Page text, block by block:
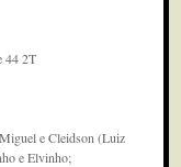
44 2T
e Cleidson (Luiz
e Elvinho;